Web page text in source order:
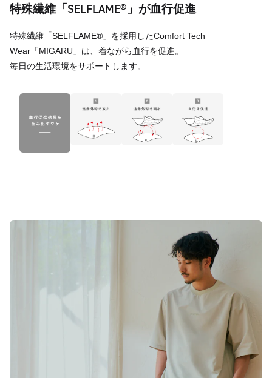
特殊繊維「SELFLAME®︎」が血行促進
特殊繊維「SELFLAME®︎」を採用したComfort Tech
Wear「MIGARU」は、着ながら血行を促進。
毎日の生活環境をサポートします。